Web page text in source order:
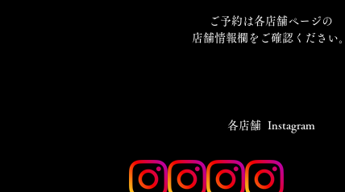
​ご予約は各店舗ページの
店舗情報欄をご確認ください。
​各店舗 Instagram